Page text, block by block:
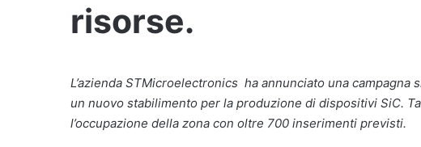
risorse.
L’azienda STMicroelectronics ha annunciato una
un nuovo stabilimento per la produzione di dispositivi SiC.
l’occupazione della zona con oltre 700 inserimenti previsti.